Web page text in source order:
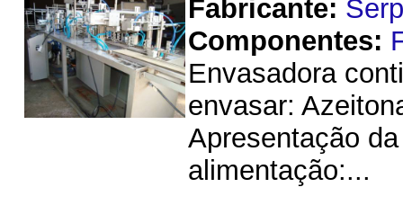
Fabricante:
Componentes:
Envasadora
envasar:
Apresentação
alimentação:...